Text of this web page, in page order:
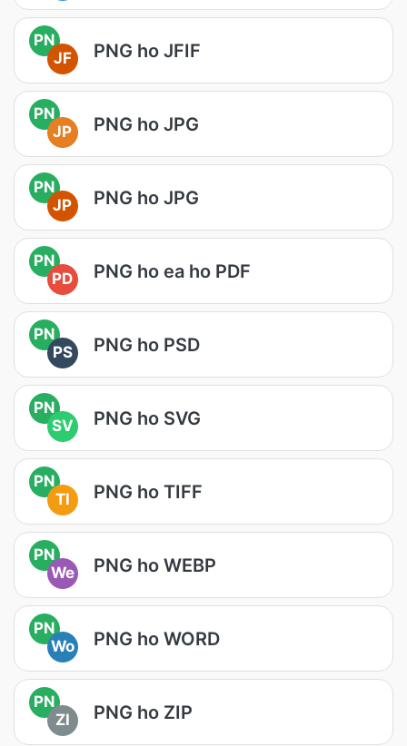
PN
JF
PNG ho JFIF
PN
JP
PNG ho JPG
PN
JP
PNG ho JPG
PN
PD
PNG ho ea ho PDF
PN
PS
PNG ho PSD
PN
SV
PNG ho SVG
PN
TI
PNG ho TIFF
PN
We
PNG ho WEBP
PN
Wo
PNG ho WORD
PN
ZI
PNG ho ZIP